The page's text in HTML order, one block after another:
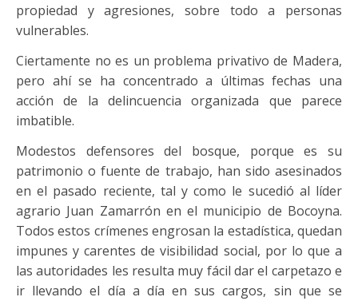
propiedad y agresiones, sobre todo a personas
vulnerables.
Ciertamente no es un problema privativo de Madera,
pero ahí se ha concentrado a últimas fechas una
acción de la delincuencia organizada que parece
imbatible.
Modestos defensores del bosque, porque es su
patrimonio o fuente de trabajo, han sido asesinados
en el pasado reciente, tal y como le sucedió al líder
agrario Juan Zamarrón en el municipio de Bocoyna.
Todos estos crímenes engrosan la estadística, quedan
impunes y carentes de visibilidad social, por lo que a
las autoridades les resulta muy fácil dar el carpetazo e
ir llevando el día a día en sus cargos, sin que se